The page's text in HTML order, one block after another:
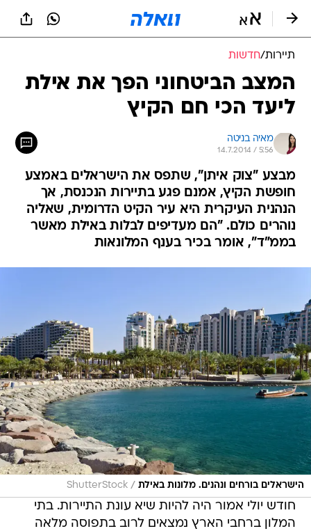
תיירות/חדשות
המצב הביטחוני הפך את אילת
ליעד הכי חם הקיץ
מאיה בניטה
14.7.2014 / 5:56
מבצע "צוק איתן", שתפס את הישראלים באמצע
חופשת הקיץ, אמנם פגע בתיירות הנכנסת, אך
הנהנית העיקרית היא עיר הקיט הדרומית, שאליה
נוהרים כולם. "הם מעדיפים לבלות באילת מאשר
בממ"ד", אומר בכיר בענף המלונאות
הישראלים בורחים ונהנים. מלונות באילת /
ShutterStock
חודש יולי אמור היה להיות שיא עונת התיירות. בתי
המלון ברחבי הארץ נמצאים לרוב בתפוסה מלאה